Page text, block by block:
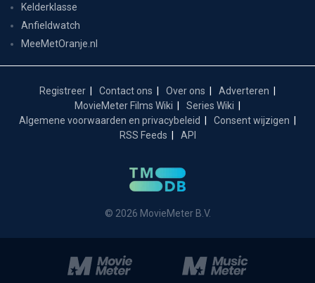
Kelderklasse
Anfieldwatch
MeeMetOranje.nl
Registreer Contact ons Over ons
Adverteren
MovieMeter Films Wiki
Series Wiki
Algemene voorwaarden en privacybeleid
Consent wijzigen
RSS Feeds
API
© 2026 MovieMeter B.V.